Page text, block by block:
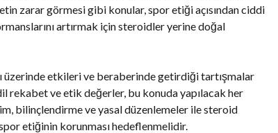
zarar görmesi gibi konular, spor etiği açısından ciddi
artırmak için steroidler yerine doğal
üzerinde etkileri ve beraberinde getirdiği tartışmalar
rekabet ve etik değerler, bu konuda yapılacak her
bilinçlendirme ve yasal düzenlemeler ile steroid
etiğinin korunması hedeflenmelidir.